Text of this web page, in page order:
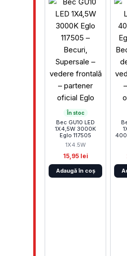
În stoc
Bec GU10 LED
1X4,5W 3000K
Eglo 117505
1X4.5W
15,95 lei
Adaugă în coș